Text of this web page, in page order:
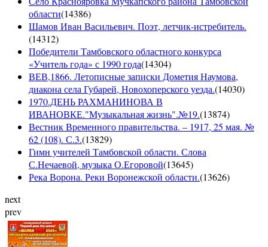
области(14386)
Шамов Иван Васильевич. Поэт, летчик-истребитель.
(14312)
Победители Тамбовского областного конкурса
«Учитель года» с 1990 года(14304)
ВЕВ,1866. Летописные записки Дометия Наумова,
диакона села Губарей, Новохоперского уезда.(14030)
1970.ДЕНЬ РАХМАНИНОВА В
ИВАНОВКЕ."Музыкальная жизнь".№19.(13874)
Вестник Временного правительства. – 1917, 25 мая. №
62 (108). С.3.(13829)
Гимн учителей Тамбовской области. Слова
С.Нечаевой, музыка О.Егоровой(13645)
Река Ворона. Реки Воронежской области.(13626)
next
prev